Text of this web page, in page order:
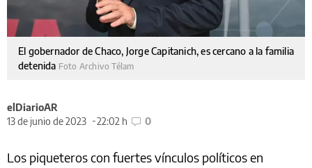
El gobernador de Chaco, Jorge Capitanich, es cercano a la familia
detenida Foto Archivo Télam
elDiarioAR
13 de junio de 2023
22:02 h 0
Los piqueteros con fuertes vínculos políticos en